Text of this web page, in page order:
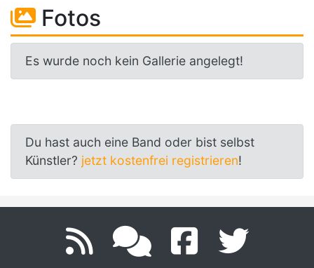
Fotos
Es wurde noch kein Gallerie angelegt!
Du hast auch eine Band oder bist selbst
Künstler? jetzt kostenfrei registrieren!